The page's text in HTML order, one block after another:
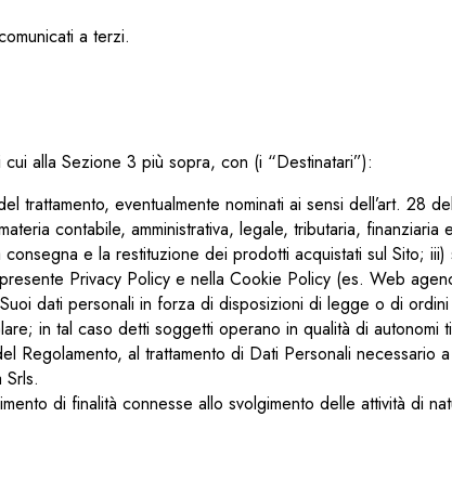
a terzi.
alla Sezione 3 più sopra, con (i “Destinatari”):
trattamento, eventualmente nominati ai sensi dell’art. 28
contabile, amministrativa, legale, tributaria,
e la restituzione dei prodotti acquistati sul Sito;
Privacy Policy e nella Cookie Policy (es. Web
dati personali in forza di disposizioni di legge o di
in tal caso detti soggetti operano in qualità di autonomi
Regolamento, al trattamento di Dati Personali necessario
di finalità connesse allo svolgimento delle attività di